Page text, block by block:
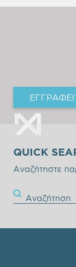
QUICK
Αναζήτηστε
Αναζήτηση